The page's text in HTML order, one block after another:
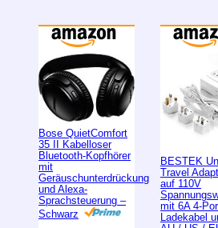
Bose QuietComfort
35 II Kabelloser
Bluetooth-Kopfhörer
mit
Geräuschunterdrückung
und Alexa-
Sprachsteuerung –
Schwarz
BESTEK
Travel
auf 110V
mit 6A 4-
Ladekabel